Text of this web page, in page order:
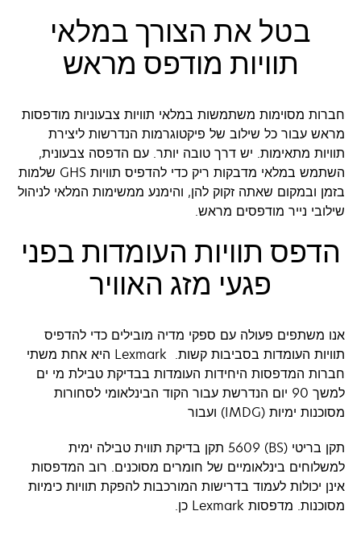
בטל את הצורך במלאי
תוויות מודפס מראש
חברות מסוימות משתמשות במלאי תוויות צבעוניות מודפסות
מראש עבור כל שילוב של פיקטוגרמות הנדרשות ליצירת
תוויות מתאימות. יש דרך טובה יותר. עם הדפסה צבעונית,
השתמש במלאי מדבקות ריק כדי להדפיס תוויות GHS שלמות
בזמן ובמקום שאתה זקוק להן, והימנע ממשימות המלאי לניהול
שילובי נייר מודפסים מראש.
הדפס תוויות העומדות בפני
פגעי מזג האוויר
אנו משתפים פעולה עם ספקי מדיה מובילים כדי להדפיס
תוויות העומדות בסביבות קשות. Lexmark היא אחת משתי
חברות המדפסות היחידות העומדות בבדיקת טבילת מי ים
למשך 90 יום הנדרשת עבור הקוד הבינלאומי לסחורות
מסוכנות ימיות (IMDG) ועבור
תקן בריטי (BS) 5609 תקן בדיקת תווית טבילה ימית
למשלוחים בינלאומיים של חומרים מסוכנים. רוב המדפסות
אינן יכולות לעמוד בדרישות המורכבות להפקת תוויות כימיות
מסוכנות. מדפסות Lexmark כן.